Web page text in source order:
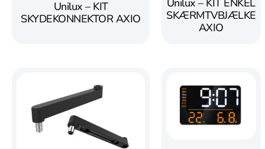
Unilux – KIT
SKYDEKONNEKTOR AXIO
Unilux – KIT ENKEL
SKÆRMTVBJÆLKE
AXIO